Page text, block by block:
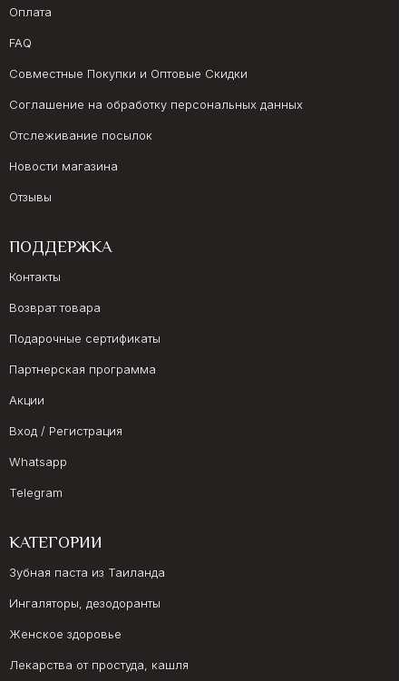
Оплата
FAQ
Совместные Покупки и Оптовые Скидки
Соглашение на обработку персональных данных
Отслеживание посылок
Новости магазина
Отзывы
ПОДДЕРЖКА
Контакты
Возврат товара
Подарочные сертификаты
Партнерская программа
Акции
Вход / Регистрация
Whatsapp
Telegram
КАТЕГОРИИ
Зубная паста из Таиланда
Ингаляторы, дезодоранты
Женское здоровье
Лекарства от простуда, кашля